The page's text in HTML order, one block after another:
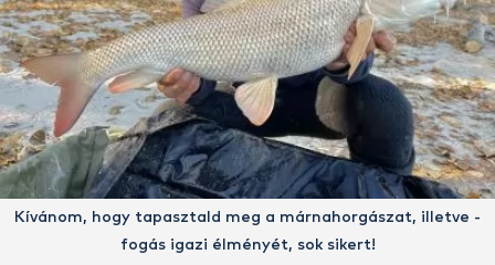
Kívánom, hogy tapasztald meg a márnahorgászat, illetve -
fogás igazi élményét, sok sikert!